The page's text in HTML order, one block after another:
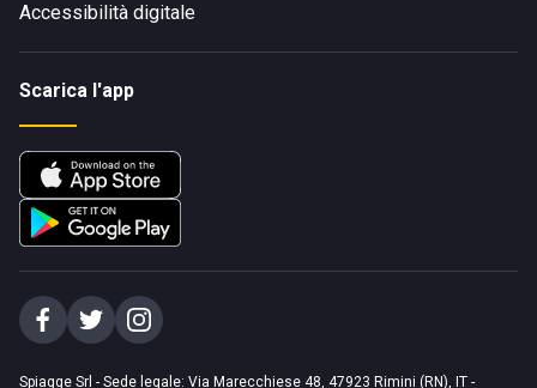
Accessibilità digitale
Scarica l'app
Spiagge Srl - Sede legale: Via Marecchiese 48, 47923 Rimini (RN), IT -